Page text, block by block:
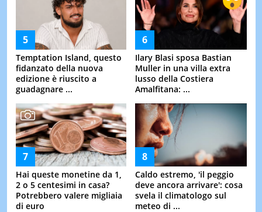
Temptation Island, questo
fidanzato della nuova
edizione è riuscito a
guadagnare ...
Ilary Blasi sposa Bastian
Muller in una villa extra
lusso della Costiera
Amalfitana: ...
Hai queste monetine da 1,
2 o 5 centesimi in casa?
Potrebbero valere migliaia
di euro
Caldo estremo, 'il peggio
deve ancora arrivare': cosa
svela il climatologo sul
meteo di ...